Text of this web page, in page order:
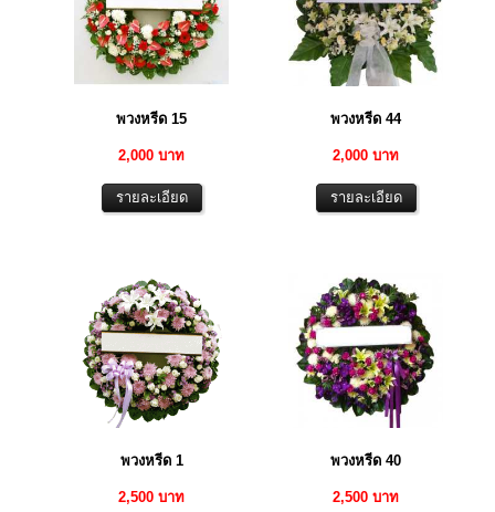
พวงหรีด 15
2,000 บาท
พวงหรีด 44
2,000 บาท
พวงหรีด 1
2,500 บาท
พวงหรีด 40
2,500 บาท